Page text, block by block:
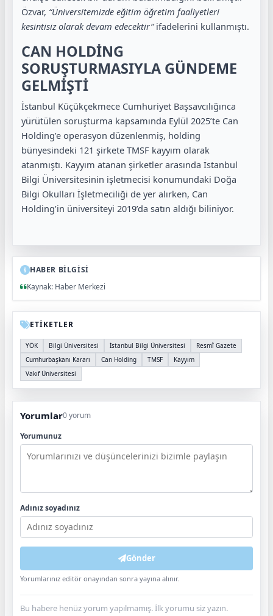
Özvar, “Üniversitemizde eğitim öğretim faaliyetleri
kesintisiz olarak devam edecektir”ifadelerini kullanmıştı.
CAN HOLDİNG
SORUŞTURMASIYLA GÜNDEME
GELMİŞTİ
İstanbul Küçükçekmece Cumhuriyet Başsavcılığınca
yürütülen soruşturma kapsamında Eylül 2025’te Can
Holding’e operasyon düzenlenmiş, holding
bünyesindeki 121 şirkete TMSF kayyım olarak
atanmıştı. Kayyım atanan şirketler arasında İstanbul
Bilgi Üniversitesinin işletmecisi konumundaki Doğa
Bilgi Okulları İşletmeciliği de yer alırken, Can
Holding’in üniversiteyi 2019’da satın aldığı biliniyor.
HABER BİLGİSİ
Kaynak: Haber Merkezi
ETİKETLER
YÖK Bilgi Üniversitesi İstanbul Bilgi Üniversitesi
Resmî Gazete
Cumhurbaşkanı Kararı
Can Holding TMSF
Kayyım
Vakıf Üniversitesi
Yorumlar0 yorum
Yorumunuz
Adınız soyadınız
Gönder
Yorumlarınız editör onayından sonra yayına alınır.
Bu habere henüz yorum yapılmamış. İlk yorumu siz yazın.